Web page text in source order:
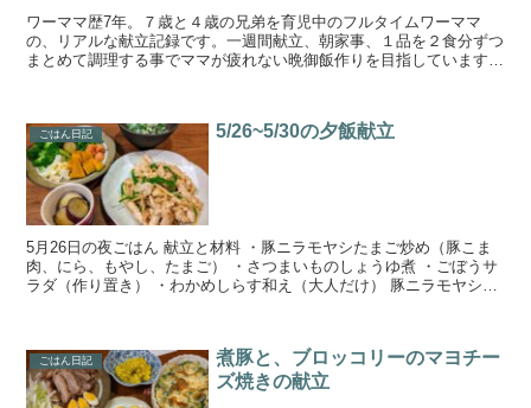
ワーママ歴7年。７歳と４歳の兄弟を育児中のフルタイムワーママ
の、リアルな献立記録です。一週間献立、朝家事、１品を２食分ずつ
まとめて調理する事でママが疲れない晩御飯作りを目指しています。
ごはん日記 5/26~5/30の夕飯献立
5月26日の夜ごはん 献立と材料 ・豚ニラモヤシたまご炒め（豚こま
肉、にら、もやし、たまご） ・さつまいものしょうゆ煮 ・ごぼうサ
ラダ（作り置き） ・わかめしらす和え（大人だけ） 豚ニラモヤシた
ごはん日記
煮豚と、ブロッコリーのマヨチー
ズ焼きの献立